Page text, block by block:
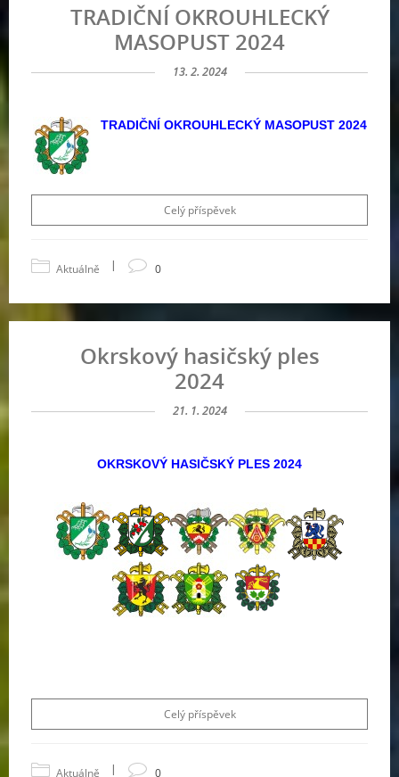
TRADIČNÍ OKROUHLECKÝ
MASOPUST 2024
13. 2. 2024
TRADIČNÍ OKROUHLECKÝ MASOPUST 2024
Celý příspěvek
Aktuálně | 0
Okrskový hasičský ples
2024
21. 1. 2024
OKRSKOVÝ HASIČSKÝ PLES 2024
Celý příspěvek
Aktuálně | 0